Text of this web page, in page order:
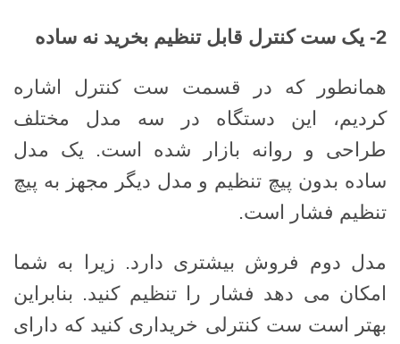
2- یک ست کنترل قابل تنظیم بخرید نه ساده
همانطور که در قسمت ست کنترل اشاره
کردیم، این دستگاه در سه مدل مختلف
طراحی و روانه بازار شده است. یک مدل
ساده بدون پیچ تنظیم و مدل دیگر مجهز به پیچ
تنظیم فشار است.
مدل دوم فروش بیشتری دارد. زیرا به شما
امکان می دهد فشار را تنظیم کنید. بنابراین
بهتر است ست کنترلی خریداری کنید که دارای